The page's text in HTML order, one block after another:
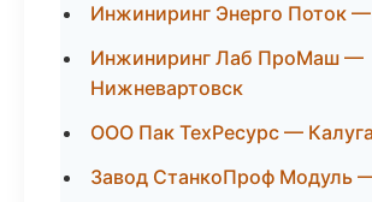
Инжиниринг Энерго Поток
Инжиниринг Лаб ПроМаш —
Нижневартовск
ООО Пак ТехРесурс — Калуга
Завод СтанкоПроф Модуль